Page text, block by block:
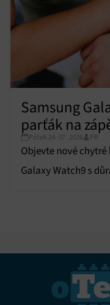
zobrazování
voleb ochrany
Samsung
parťák na
Pátek 24. 07. 2026 PR
Objevte nové
Galaxy Watch9 s